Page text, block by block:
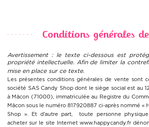
Conditions générales
Avertissement : le texte ci-dessous est
propriété intellectuelle. Afin de limiter la
mise en place sur ce texte.
Les présentes conditions générales de vente sont
société SAS Candy Shop dont le siège social est au
à Mâcon (71000), immatriculée au Registre du
Mâcon sous le numéro 817920887 ci-après nommé «
Shop ». Et d’autre part, toute personne
acheter sur le site Internet www.happycandy.fr